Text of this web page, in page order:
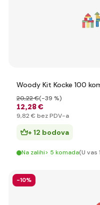
Woody Kit Kocke 100
12,28 €
20,22 €(-39 %)
9,82 € bez PDV-a
+ 12 bodova
Na zalihi> 5 komada(U vas
-10%